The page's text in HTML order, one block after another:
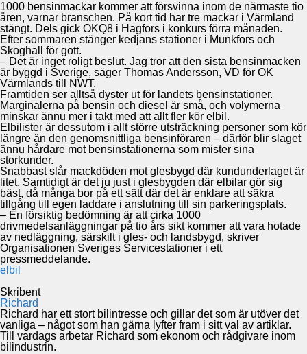
1000 bensinmackar kommer att försvinna inom de närmaste tio
åren, varnar branschen. På kort tid har tre mackar i Värmland
stängt. Dels gick OKQ8 i Hagfors i konkurs förra månaden.
Efter sommaren stänger kedjans stationer i Munkfors och
Skoghall för gott.
– Det är inget roligt beslut. Jag tror att den sista bensinmacken
är byggd i Sverige, säger Thomas Andersson, VD för OK
Värmlands till NWT.
Framtiden ser alltså dyster ut för landets bensinstationer.
Marginalerna på bensin och diesel är små, och volymerna
minskar ännu mer i takt med att allt fler kör elbil.
Elbilister är dessutom i allt större utsträckning personer som kör
längre än den genomsnittliga bensinföraren – därför blir slaget
ännu hårdare mot bensinstationerna som mister sina
storkunder.
Snabbast slår mackdöden mot glesbygd där kundunderlaget är
litet. Samtidigt är det ju just i glesbygden där elbilar gör sig
bäst, då många bor på ett sätt där det är enklare att säkra
tillgång till egen laddare i anslutning till sin parkeringsplats.
– En försiktig bedömning är att cirka 1000
drivmedelsanläggningar på tio års sikt kommer att vara hotade
av nedläggning, särskilt i gles- och landsbygd, skriver
Organisationen Sveriges Servicestationer i ett
pressmeddelande.
elbil
Skribent
Richard
Richard har ett stort bilintresse och gillar det som är utöver det
vanliga – något som han gärna lyfter fram i sitt val av artiklar.
Till vardags arbetar Richard som ekonom och rådgivare inom
bilindustrin.